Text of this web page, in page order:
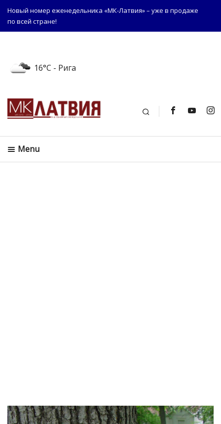
Новый номер еженедельника «МК-Латвия» – уже в продаже
по всей стране!
16°C - Рига
Поиск
Menu